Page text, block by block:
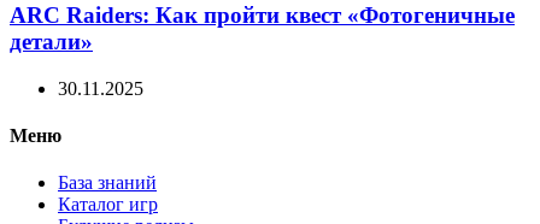
ARC Raiders: Как пройти квест «Фотогеничные
детали»
30.11.2025
Меню
База знаний
Каталог игр